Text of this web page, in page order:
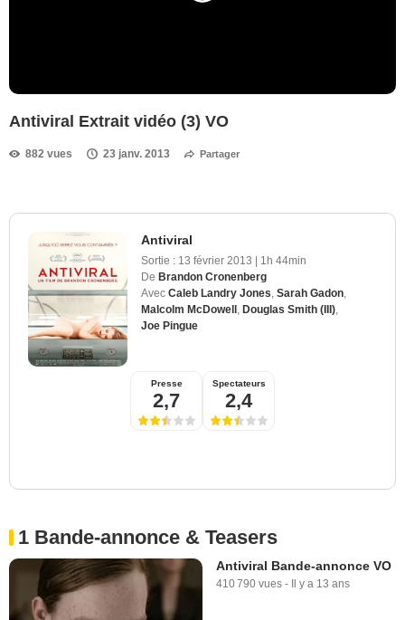
Antiviral Extrait vidéo (3) VO
882 vues 23 janv. 2013 Partager
Antiviral
Sortie : 13 février 2013 | 1h 44min
De Brandon Cronenberg
Avec Caleb Landry Jones Sarah Gadon
Malcolm McDowell Douglas Smith (III)
Joe Pingue
Presse
2,7
Spectateurs
2,4
1 Bande-annonce & Teasers
Antiviral Bande-annonce VO
410 790 vues - Il y a 13 ans